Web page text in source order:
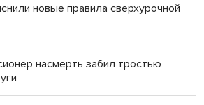
новые правила сверхурочной
насмерть забил тростью